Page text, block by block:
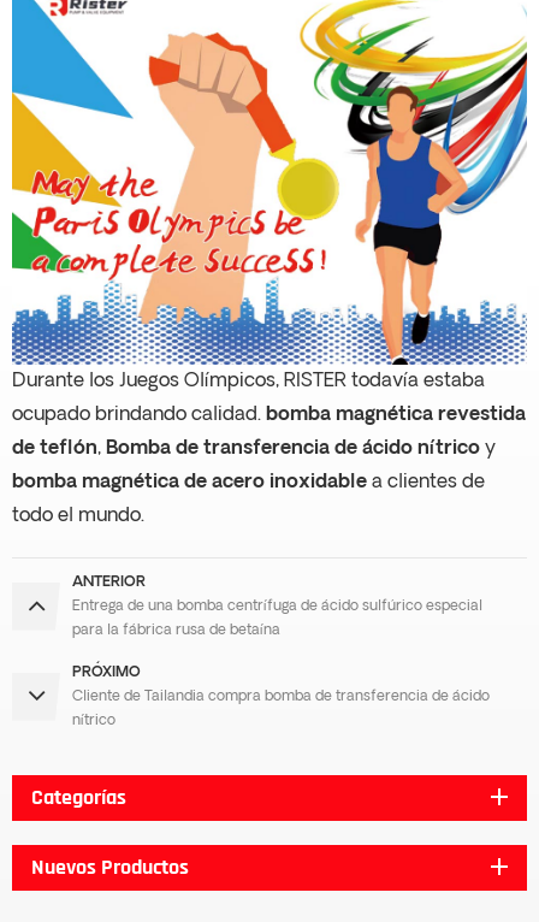
Durante los Juegos Olímpicos, RISTER todavía estaba
ocupado brindando calidad. bomba magnética revestida
de teflón, Bomba de transferencia de ácido nítrico y
bomba magnética de acero inoxidable a clientes de
todo el mundo.
ANTERIOR
Entrega de una bomba centrífuga de ácido sulfúrico especial
para la fábrica rusa de betaína
PRÓXIMO
Cliente de Tailandia compra bomba de transferencia de ácido
nítrico
Categorías
Nuevos Productos